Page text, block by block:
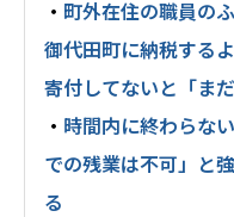
・ 町外在住の職員の
御代田町に納税する
寄付してないと「ま
・ 時間内に終わらな
での残業は不可」と
る